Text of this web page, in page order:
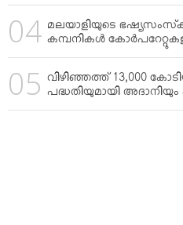
മലയാളിയുടെ
കമ്പനികള്‍
വിഴിഞ്ഞത്ത് 13,000
പദ്ധതിയുമായി